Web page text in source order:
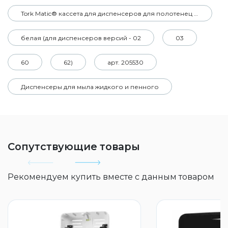
Tork Matic® кассета для диспенсеров для полотенец в рулонах серии Elevation с индикатором расхода рулона
белая (для диспенсеров версий - 02 03
60 62) арт. 205530
Диспенсеры для мыла жидкого и пенного
Сопутствующие товары
Рекомендуем купить вместе с данным товаром